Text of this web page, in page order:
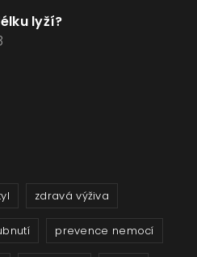
lyží?
zdravá výživa
prevence nemocí